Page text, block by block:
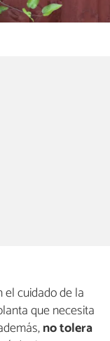
cuidado de la
que necesita
no tolera